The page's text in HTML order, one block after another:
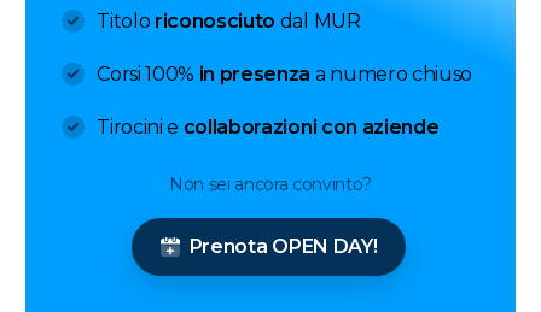
Titolo riconosciuto dal MUR
Corsi 100% in presenza a numero chiuso
Tirocini e collaborazioni con aziende
Non sei ancora convinto?
Prenota OPEN DAY!